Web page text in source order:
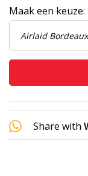
Maak een keuze:
Share with